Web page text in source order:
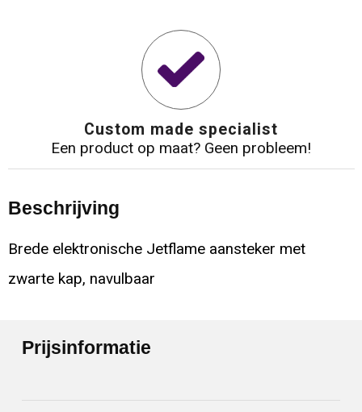
Custom made specialist
Een product op maat? Geen probleem!
Beschrijving
Brede elektronische Jetflame aansteker met
zwarte kap, navulbaar
Prijsinformatie